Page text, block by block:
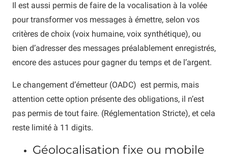
Il est aussi permis de faire de la vocalisation à la volée
pour transformer vos messages à émettre, selon vos
critères de choix (voix humaine, voix synthétique), ou
bien d’adresser des messages préalablement enregistrés,
encore des astuces pour gagner du temps et de l’argent.
Le changement d’émetteur (OADC) est permis, mais
attention cette option présente des obligations, il n’est
pas permis de tout faire. (Réglementation Stricte), et cela
reste limité à 11 digits.
Géolocalisation fixe ou mobile